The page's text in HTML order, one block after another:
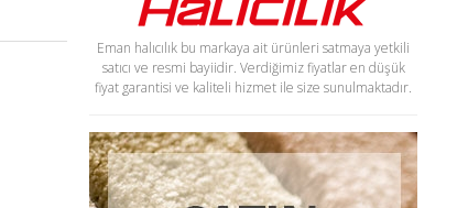
Eman halıcılık bu markaya ait ürünleri satmaya yetkili
satıcı ve resmi bayiidir. Verdiğimiz fiyatlar en düşük
fiyat garantisi ve kaliteli hizmet ile size sunulmaktadır.